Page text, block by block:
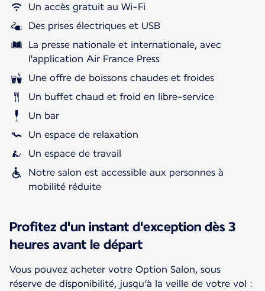
Un accès gratuit au Wi-Fi
Des prises électriques et USB
La presse nationale et internationale, avec
l'application Air France Press
Une offre de boissons chaudes et froides
Un buffet chaud et froid en libre-service
Un bar
Un espace de relaxation
Un espace de travail
Notre salon est accessible aux personnes à
mobilité réduite
Profitez d'un instant d'exception dès 3
heures avant le départ
Vous pouvez acheter votre Option Salon, sous
réserve de disponibilité, jusqu’à la veille de votre vol :